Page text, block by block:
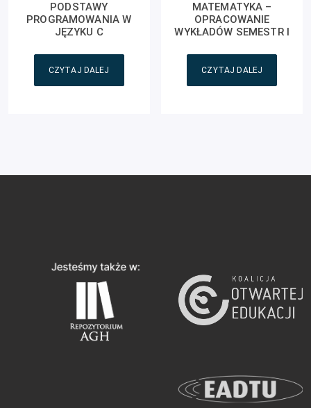
PODSTAWY
PROGRAMOWANIA W
JĘZYKU C
CZYTAJ DALEJ
MATEMATYKA –
OPRACOWANIE
WYKŁADÓW SEMESTR I
CZYTAJ DALEJ